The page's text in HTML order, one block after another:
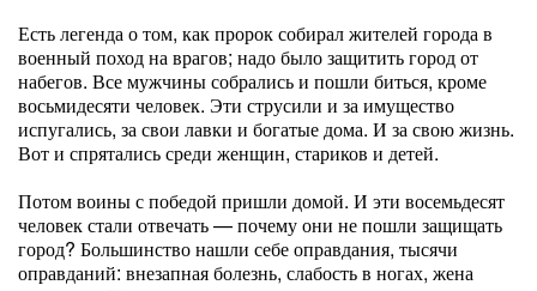
Есть легенда о том, как пророк собирал жителей города в
военный поход на врагов; надо было защитить город от
набегов. Все мужчины собрались и пошли биться, кроме
восьмидесяти человек. Эти струсили и за имущество
испугались, за свои лавки и богатые дома. И за свою жизнь.
Вот и спрятались среди женщин, стариков и детей.
Потом воины с победой пришли домой. И эти восемьдесят
человек стали отвечать — почему они не пошли защищать
город? Большинство нашли себе оправдания, тысячи
оправданий: внезапная болезнь, слабость в ногах, жена